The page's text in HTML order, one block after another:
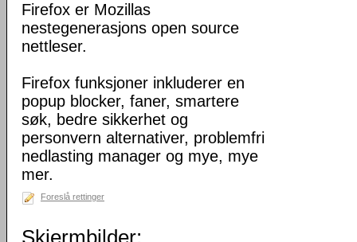
Firefox er Mozillas
nestegenerasjons open source
nettleser.
Firefox funksjoner inkluderer en
popup blocker, faner, smartere
søk, bedre sikkerhet og
personvern alternativer, problemfri
nedlasting manager og mye, mye
mer.
Foreslå rettinger
Skjermbilder: